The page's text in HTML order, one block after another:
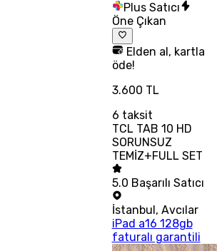
Plus Satıcı
Öne Çıkan
Elden al, kartla
öde!
3.600 TL
6 taksit
TCL TAB 10 HD
SORUNSUZ
TEMİZ+FULL SET
5.0 Başarılı Satıcı
İstanbul, Avcılar
iPad a16 128gb
faturalı garantili